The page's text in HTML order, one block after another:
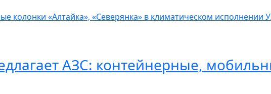
колонки «Алтайка», «Северянка» в климатическом исполнении
АЗС: контейнерные,